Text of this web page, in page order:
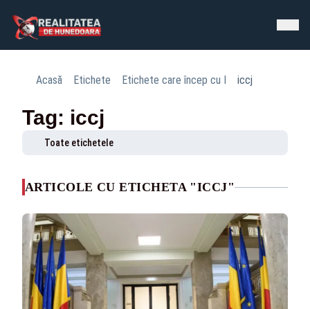
Acasă Etichete Etichete care încep cu I iccj
Tag: iccj
Toate etichetele
ARTICOLE CU ETICHETA "ICCJ"